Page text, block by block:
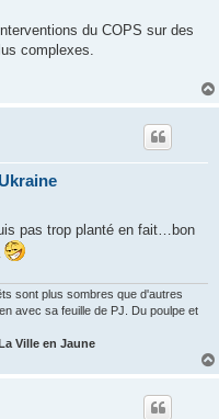
du COPS sur des
complexes.
pas trop planté en fait…bon
sont plus sombres que d'autres
avec sa feuille de PJ. Du poulpe et
Ville en Jaune